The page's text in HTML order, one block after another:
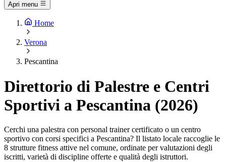
Apri menu
Home
Verona
Pescantina
Direttorio di Palestre e Centri
Sportivi a Pescantina (2026)
Cerchi una palestra con personal trainer certificato o un centro
sportivo con corsi specifici a Pescantina? Il listato locale raccoglie le
8 strutture fitness attive nel comune, ordinate per valutazioni degli
iscritti, varietà di discipline offerte e qualità degli istruttori.